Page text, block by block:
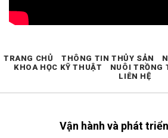
Vận hành và phát
TRANG CHỦ THÔNG TIN THỦY SẢN
KHOA HỌC KỸ THUẬT
NUÔI TRỒNG
LIÊN HỆ